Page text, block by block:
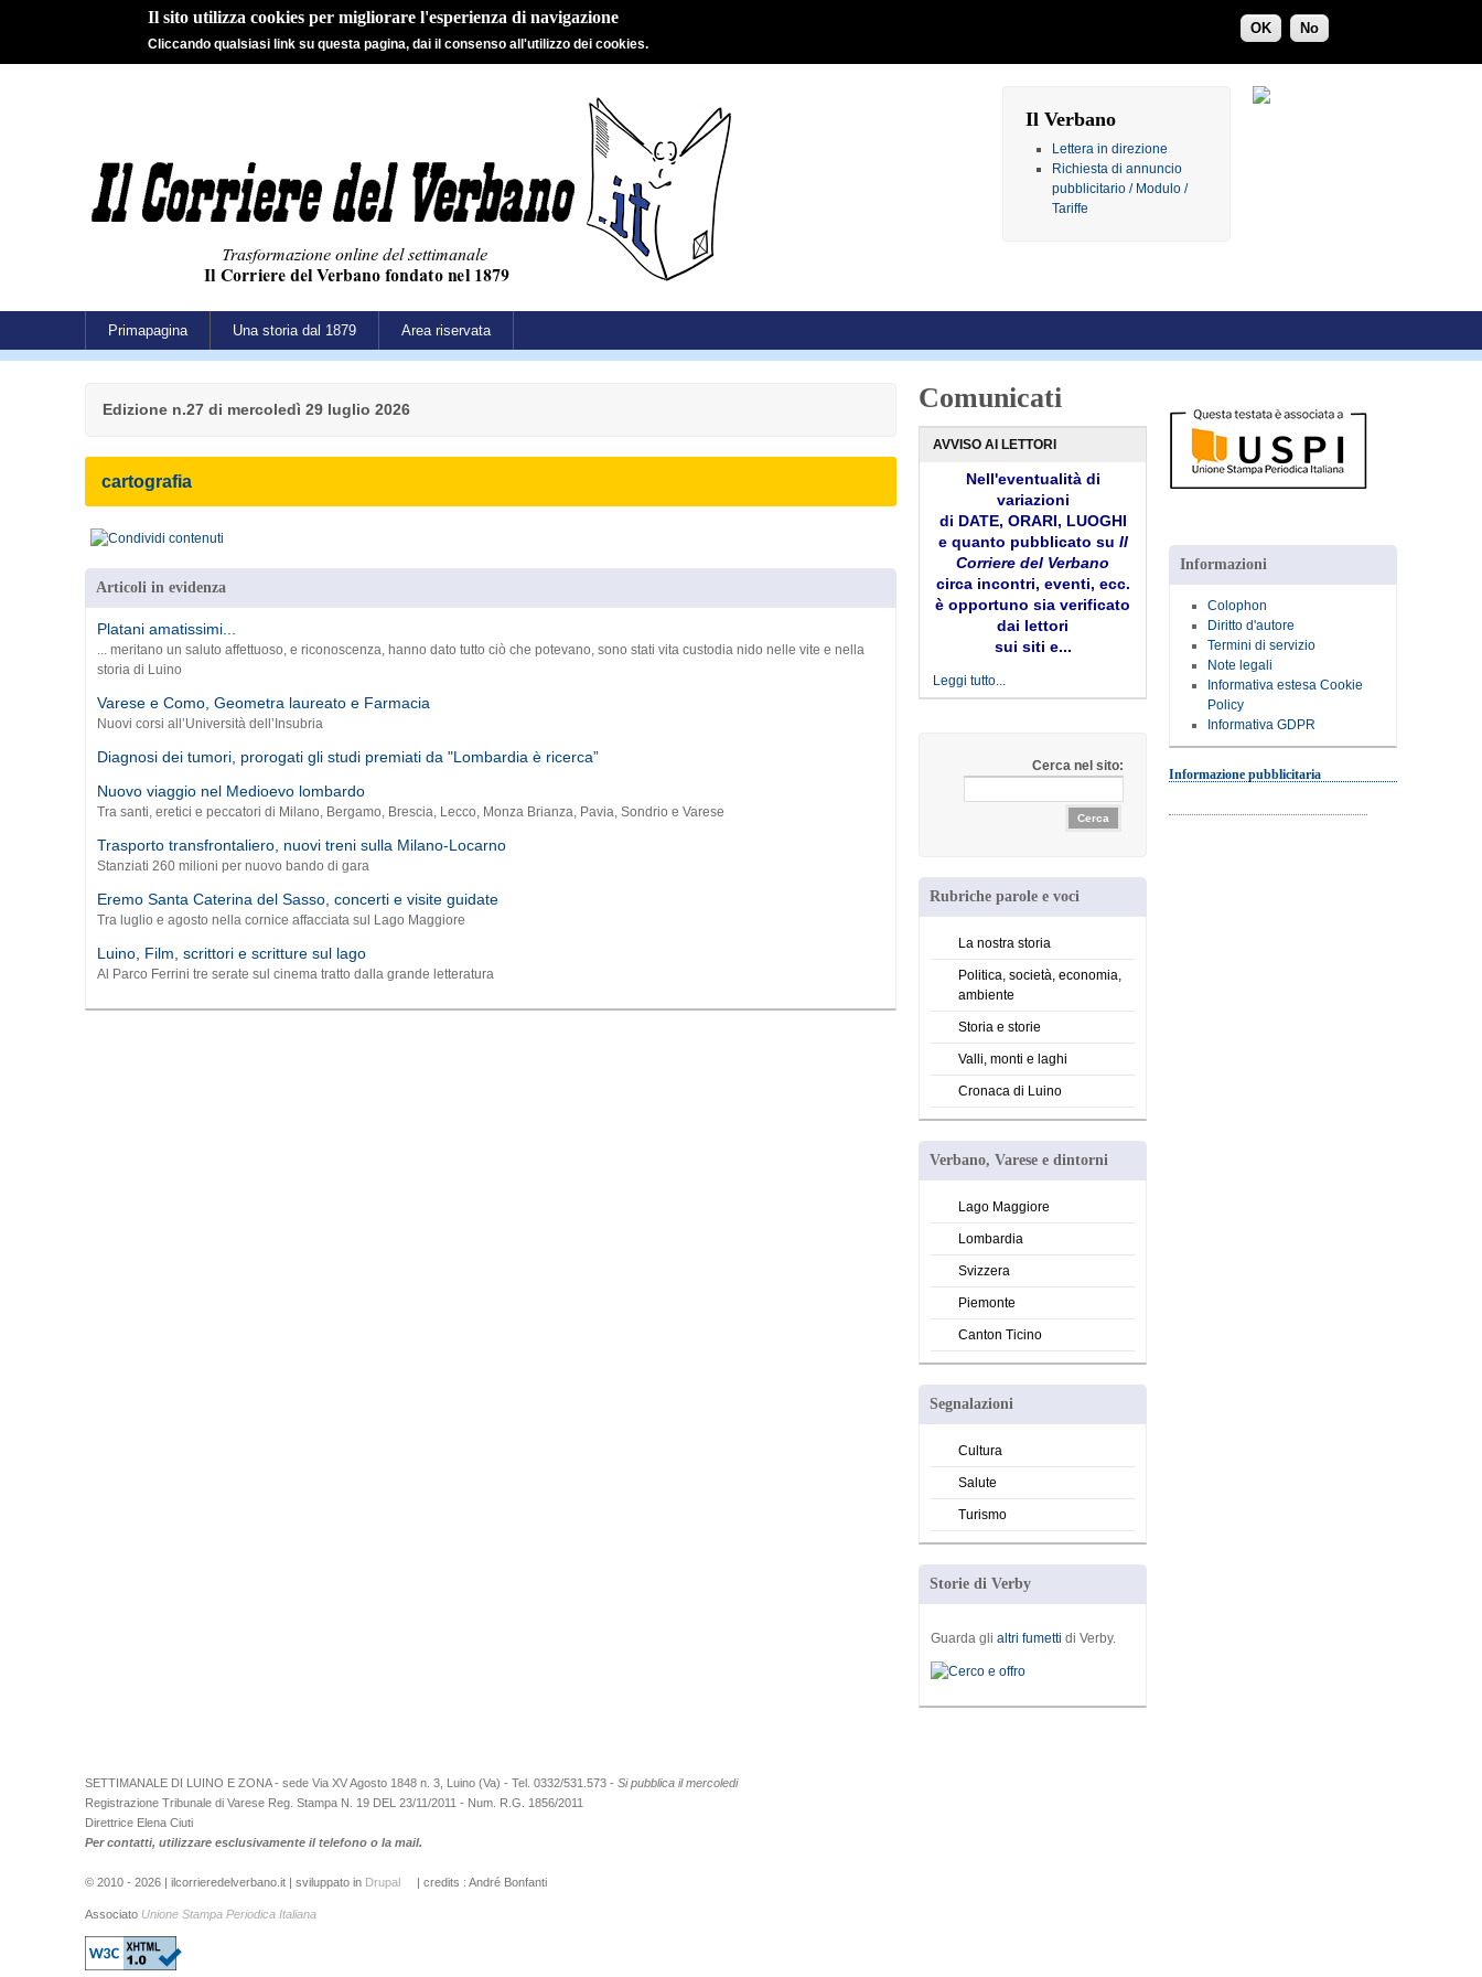
Il sito utilizza cookies per migliorare l'esperienza di navigazione
Cliccando qualsiasi link su questa pagina, dai il consenso all'utilizzo dei cookies.
OK No
Il Verbano
Lettera in direzione
Richiesta di annuncio
pubblicitario / Modulo /
Tariffe
Primapagina Una storia dal 1879 Area riservata
Informazioni
Colophon
Diritto d'autore
Termini di servizio
Note legali
Informativa estesa Cookie
Policy
Informativa GDPR
Informazione pubblicitaria
Edizione n.27 di mercoledì 29 luglio 2026
cartografia
Articoli in evidenza
Platani amatissimi...
... meritano un saluto affettuoso, e riconoscenza, hanno dato tutto ciò che potevano, sono stati vita custodia nido nelle vite e nella
storia di Luino
Varese e Como, Geometra laureato e Farmacia
Nuovi corsi all’Università dell’Insubria
Diagnosi dei tumori, prorogati gli studi premiati da "Lombardia è ricerca”
Nuovo viaggio nel Medioevo lombardo
Tra santi, eretici e peccatori di Milano, Bergamo, Brescia, Lecco, Monza Brianza, Pavia, Sondrio e Varese
Trasporto transfrontaliero, nuovi treni sulla Milano-Locarno
Stanziati 260 milioni per nuovo bando di gara
Eremo Santa Caterina del Sasso, concerti e visite guidate
Tra luglio e agosto nella cornice affacciata sul Lago Maggiore
Luino, Film, scrittori e scritture sul lago
Al Parco Ferrini tre serate sul cinema tratto dalla grande letteratura
Comunicati
AVVISO AI LETTORI
Nell'eventualità di
variazioni
di DATE, ORARI, LUOGHI
e quanto pubblicato su Il
Corriere del Verbano
circa incontri, eventi, ecc.
è opportuno sia verificato
dai lettori
sui siti e...
Leggi tutto...
Cerca nel sito:
Rubriche parole e voci
La nostra storia
Politica, società, economia,
ambiente
Storia e storie
Valli, monti e laghi
Cronaca di Luino
Verbano, Varese e dintorni
Lago Maggiore
Lombardia
Svizzera
Piemonte
Canton Ticino
Segnalazioni
Cultura
Salute
Turismo
Storie di Verby
Guarda glialtri fumetti di Verby.
SETTIMANALE DI LUINO E ZONA - sede Via XV Agosto 1848 n. 3, Luino (Va) - Tel. 0332/531.573 -Si pubblica il mercoledi
Registrazione Tribunale di Varese Reg. Stampa N. 19 DEL 23/11/2011 - Num. R.G. 1856/2011
Direttrice Elena Ciuti
Per contatti, utilizzare esclusivamente il telefono o la mail.
© 2010 - 2026 | ilcorrieredelverbano.it | sviluppato in Drupal | credits : André Bonfanti
Associato Unione Stampa Periodica Italiana